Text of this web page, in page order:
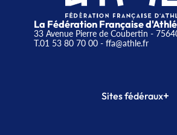
La Fédération Française
33 Avenue Pierre de Coubertin -
T.01 53 80 70 00- ffa@athle.fr
Sites fédéraux+